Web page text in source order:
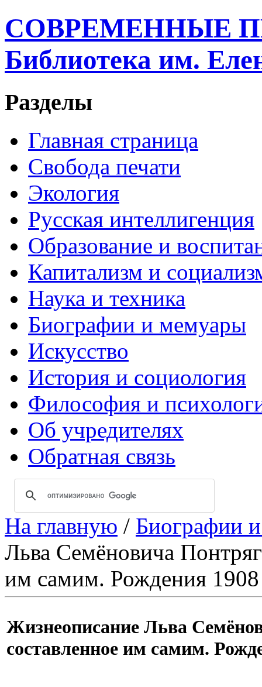
СОВРЕМЕННЫЕ
Библиотека им.
Разделы
Главная страница
Свобода печати
Экология
Русская интеллигенция
Образование и
Капитализм и
Наука и техника
Биографии и мемуары
Искусство
История и социология
Философия и
Об учредителях
Обратная связь
На главную / Биографии
Льва Семёновича
им самим. Рождения
Жизнеописание Льва
составленное им самим.